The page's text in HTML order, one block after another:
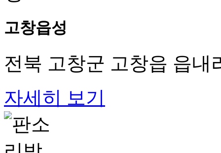
고창읍성
전북 고창군 고창읍 읍내
자세히 보기